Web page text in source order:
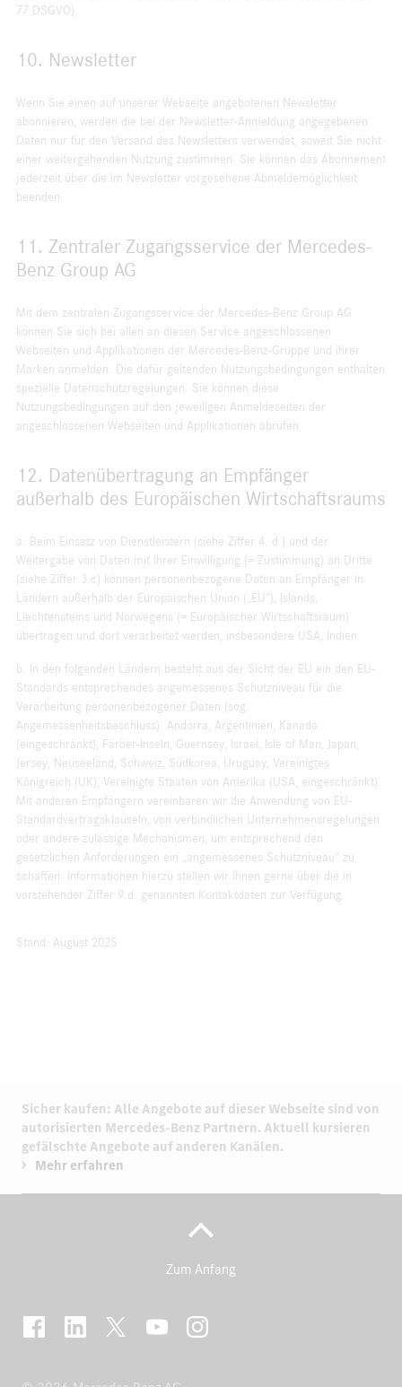
77 DSGVO).
10. Newsletter
Wenn Sie einen auf unserer Webseite angebotenen Newsletter
abonnieren, werden die bei der Newsletter-Anmeldung angegebenen
Daten nur für den Versand des Newsletters verwendet, soweit Sie nicht
einer weitergehenden Nutzung zustimmen. Sie können das Abonnement
jederzeit über die im Newsletter vorgesehene Abmeldemöglichkeit
beenden.
11. Zentraler Zugangsservice der Mercedes-
Benz Group AG
Mit dem zentralen Zugangsservice der Mercedes-Benz Group AG
können Sie sich bei allen an diesen Service angeschlossenen
Webseiten und Applikationen der Mercedes-Benz-Gruppe und ihrer
Marken anmelden. Die dafür geltenden Nutzungsbedingungen enthalten
spezielle Datenschutzregelungen. Sie können diese
Nutzungsbedingungen auf den jeweiligen Anmeldeseiten der
angeschlossenen Webseiten und Applikationen abrufen.
12. Datenübertragung an Empfänger
außerhalb des Europäischen Wirtschaftsraums
a. Beim Einsatz von Dienstleistern (siehe Ziffer 4. d.) und der
Weitergabe von Daten mit Ihrer Einwilligung (= Zustimmung) an Dritte
(siehe Ziffer 3.c) können personenbezogene Daten an Empfänger in
Ländern außerhalb der Europäischen Union („EU“), Islands,
Liechtensteins und Norwegens (= Europäischer Wirtschaftsraum)
übertragen und dort verarbeitet werden, insbesondere USA, Indien.
b. In den folgenden Ländern besteht aus der Sicht der EU ein den EU-
Standards entsprechendes angemessenes Schutzniveau für die
Verarbeitung personenbezogener Daten (sog.
Angemessenheitsbeschluss): Andorra, Argentinien, Kanada
(eingeschränkt), Färöer-Inseln, Guernsey, Israel, Isle of Man, Japan,
Jersey, Neuseeland, Schweiz, Südkorea, Uruguay, Vereinigtes
Königreich (UK), Vereinigte Staaten von Amerika (USA, eingeschränkt).
Mit anderen Empfängern vereinbaren wir die Anwendung von EU-
Standardvertragsklauseln, von verbindlichen Unternehmensregelungen
oder andere zulässige Mechanismen, um entsprechend den
gesetzlichen Anforderungen ein „angemessenes Schutzniveau“ zu
schaffen. Informationen hierzu stellen wir Ihnen gerne über die in
vorstehender Ziffer 9.d. genannten Kontaktdaten zur Verfügung.
Stand: August 2025
Sicher kaufen: Alle Angebote auf dieser Webseite sind von
autorisierten Mercedes-Benz Partnern. Aktuell kursieren
gefälschte Angebote auf anderen Kanälen.
Mehr erfahren
Zum Anfang